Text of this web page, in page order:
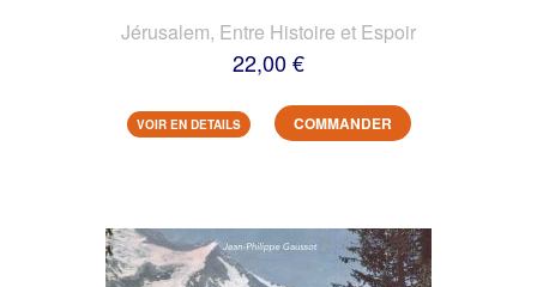
Jérusalem, Entre Histoire et Espoir
22,00 €
VOIR EN DETAILS COMMANDER